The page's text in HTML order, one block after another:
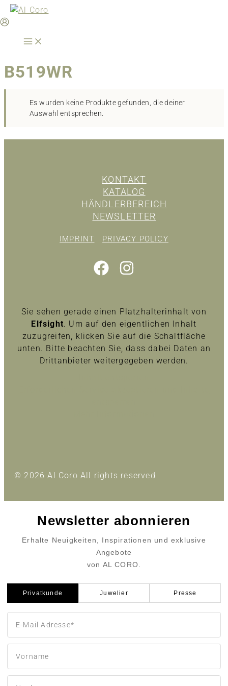
Zum
Inhalt
B519WR
Es wurden keine Produkte gefunden, die deiner
Auswahl entsprechen.
KONTAKT
KATALOG
HÄNDLERBEREICH
NEWSLETTER
IMPRINT PRIVACY POLICY
Sie sehen gerade einen Platzhalterinhalt von
Elfsight. Um auf den eigentlichen Inhalt
zuzugreifen, klicken Sie auf die Schaltfläche
unten. Bitte beachten Sie, dass dabei Daten an
Drittanbieter weitergegeben werden.
© 2026 Al Coro All rights reserved
Newsletter abonnieren
Erhalte Neuigkeiten, Inspirationen und exklusive
Angebote
von AL CORO.
Privatkunde Juwelier Presse